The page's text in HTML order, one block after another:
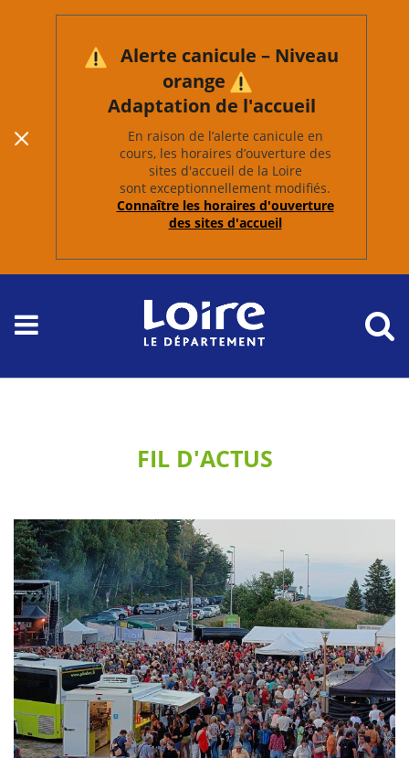
Alerte canicule – Niveau
orange
Adaptation de l'accueil
En raison de l’alerte canicule en
cours, les horaires d’ouverture des
sites d'accueil de la Loire
sont exceptionnellement modifiés.
Connaître les horaires d'ouverture
des sites d'accueil
FIL D'ACTUS